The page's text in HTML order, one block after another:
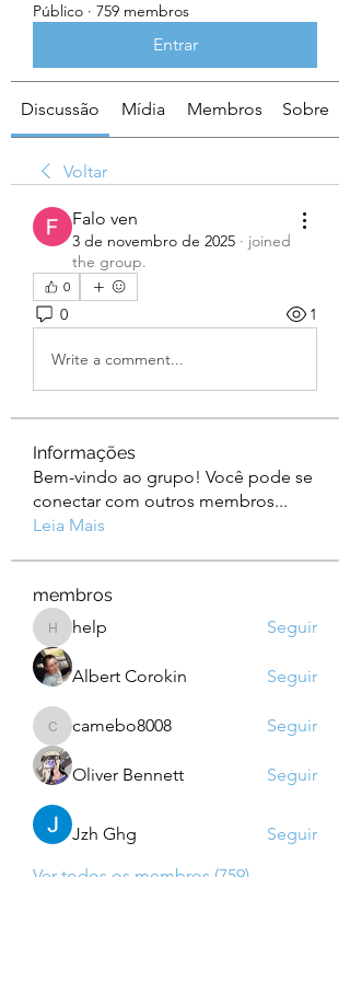
Público · 759 membros
Entrar
Discussão Mídia Membros Sobre
Voltar
Falo ven
3 de novembro de 2025 · joined
the group.
0
0 1
Write a comment...
Informações
Bem-vindo ao grupo! Você pode se
conectar com outros membros...
Leia Mais
membros
helphelp Seguir
Albert Corokin Seguir
camebo8008
camebo8008 Seguir
Oliver Bennett Seguir
Jzh Ghg
Seguir
Ver todos os membros (759)